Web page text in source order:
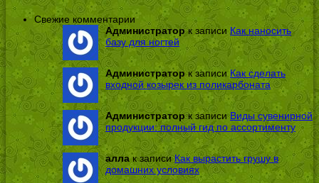
Свежие комментарии
Администраторк записиКак наносить
базу для ногтей
Администраторк записиКак сделать
входной козырек из поликарбоната
Администраторк записиВиды сувенирной
продукции: полный гид по ассортименту
аллак записиКак вырастить грушу в
домашних условиях